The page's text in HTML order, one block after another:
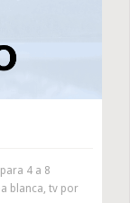
4 a 8
blanca, tv por